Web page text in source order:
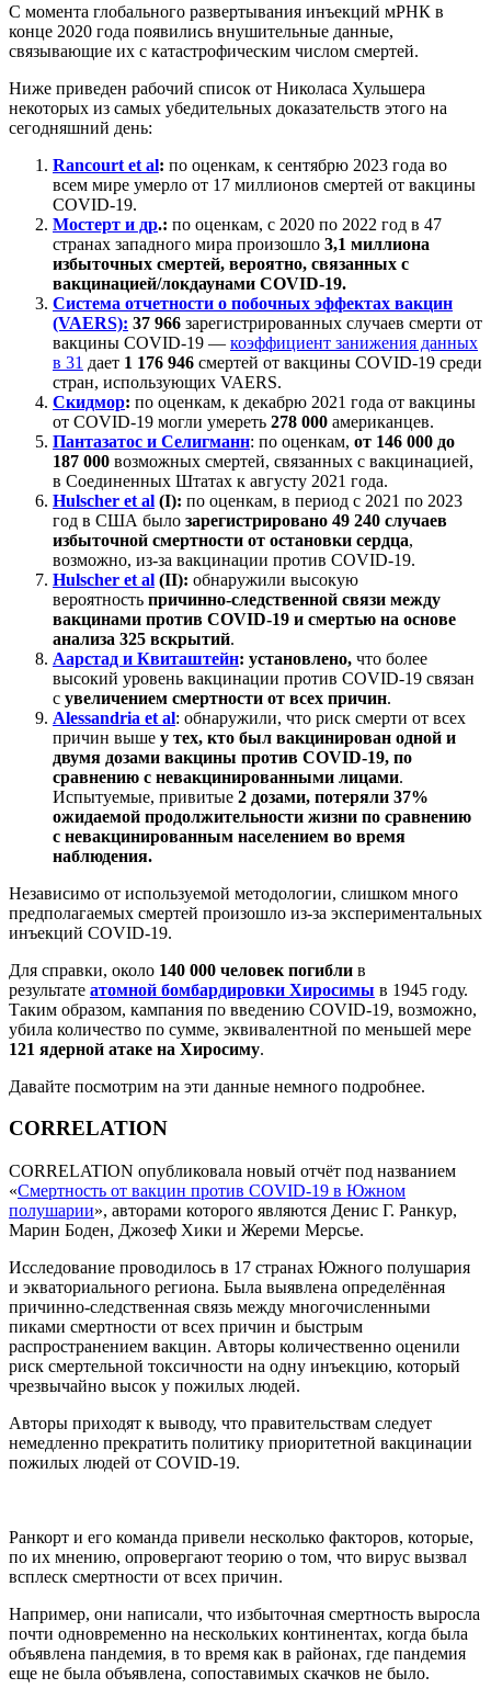
С момента глобального развертывания инъекций мРНК в
конце 2020 года появились внушительные данные,
связывающие их с катастрофическим числом смертей.
Ниже приведен рабочий список от Николаса Хульшера
некоторых из самых убедительных доказательств этого на
сегодняшний день:
Rancourt et al: по оценкам, к сентябрю 2023 года во
всем мире умерло от 17 миллионов смертей от вакцины
COVID-19.
Мостерт и др.: по оценкам, с 2020 по 2022 год в 47
странах западного мира произошло 3,1 миллиона
избыточных смертей, вероятно, связанных с
вакцинацией/локдаунами COVID-19.
Система отчетности о побочных эффектах вакцин
(VAERS): 37 966 зарегистрированных случаев смерти от
вакцины COVID-19 — коэффициент занижения данных
в 31 дает 1 176 946 смертей от вакцины COVID-19 среди
стран, использующих VAERS.
Скидмор: по оценкам, к декабрю 2021 года от вакцины
от COVID-19 могли умереть 278 000 американцев.
Пантазатос и Селигманн: по оценкам, от 146 000 до
187 000 возможных смертей, связанных с вакцинацией,
в Соединенных Штатах к августу 2021 года.
Hulscher et al (I): по оценкам, в период с 2021 по 2023
год в США было зарегистрировано 49 240 случаев
избыточной смертности от остановки сердца,
возможно, из-за вакцинации против COVID-19.
Hulscher et al (II): обнаружили высокую
вероятность причинно-следственной связи между
вакцинами против COVID-19 и смертью на основе
анализа 325 вскрытий.
Аарстад и Квиташтейн: установлено, что более
высокий уровень вакцинации против COVID-19 связан
с увеличением смертности от всех причин.
Alessandria et al: обнаружили, что риск смерти от всех
причин выше у тех, кто был вакцинирован одной и
двумя дозами вакцины против COVID-19, по
сравнению с невакцинированными лицами.
Испытуемые, привитые 2 дозами, потеряли 37%
ожидаемой продолжительности жизни по сравнению
с невакцинированным населением во время
наблюдения.
Независимо от используемой методологии, слишком много
предполагаемых смертей произошло из-за экспериментальных
инъекций COVID-19.
Для справки, около 140 000 человек погибли в
результате атомной бомбардировки Хиросимы в 1945 году.
Таким образом, кампания по введению COVID-19, возможно,
убила количество по сумме, эквивалентной по меньшей мере
121 ядерной атаке на Хиросиму.
Давайте посмотрим на эти данные немного подробнее.
CORRELATION
CORRELATION опубликовала новый отчёт под названием
«Смертность от вакцин против COVID-19 в Южном
полушарии», авторами которого являются Денис Г. Ранкур,
Марин Боден, Джозеф Хики и Жереми Мерсье.
Исследование проводилось в 17 странах Южного полушария
и экваториального региона. Была выявлена определённая
причинно-следственная связь между многочисленными
пиками смертности от всех причин и быстрым
распространением вакцин. Авторы количественно оценили
риск смертельной токсичности на одну инъекцию, который
чрезвычайно высок у пожилых людей.
Авторы приходят к выводу, что правительствам следует
немедленно прекратить политику приоритетной вакцинации
пожилых людей от COVID-19.
Ранкорт и его команда привели несколько факторов, которые,
по их мнению, опровергают теорию о том, что вирус вызвал
всплеск смертности от всех причин.
Например, они написали, что избыточная смертность выросла
почти одновременно на нескольких континентах, когда была
объявлена пандемия, в то время как в районах, где пандемия
еще не была объявлена, сопоставимых скачков не было.